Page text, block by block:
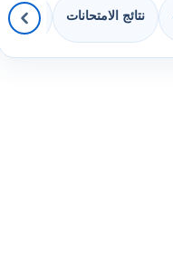
نتائج الامتحانات